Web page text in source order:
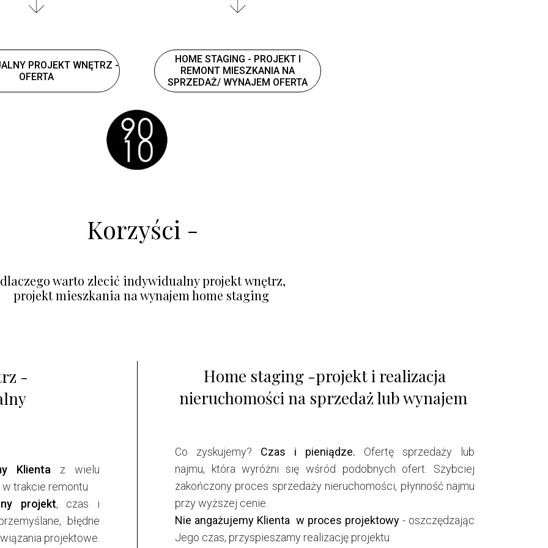
PROJEKT WNĘTRZ -
OFERTA
HOME STAGING - PROJEKT I
REMONT MIESZKANIA NA
SPRZEDAŻ/ WYNAJEM OFERTA
Korzyści -
dlaczego warto zlecić indywidualny projekt wnętrz,
projekt mieszkania na wynajem home staging
Home staging -projekt i realizacja
nieruchomości na sprzedaż lub wynajem
Co zyskujemy? Czas i pieniądze. Ofertę sprzedaży lub
najmu, która wyróżni się wśród podobnych ofert. Szybciej
zakończony proces sprzedaży nieruchomości, płynność najmu
przy wyższej cenie.
Nie angażujemy Klienta w proces projektowy - oszczędzając
Jego czas, przyspieszamy realizację projektu.
-
Klienta z wielu
trakcie remontu
projekt, czas i
błędne
projektowe.